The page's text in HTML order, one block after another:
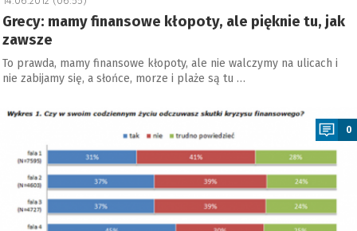
Grecy: mamy finansowe kłopoty, ale pięknie tu, jak
zawsze
To prawda, mamy finansowe kłopoty, ale nie walczymy na ulicach i
nie zabijamy się, a słońce, morze i plaże są tu …
0